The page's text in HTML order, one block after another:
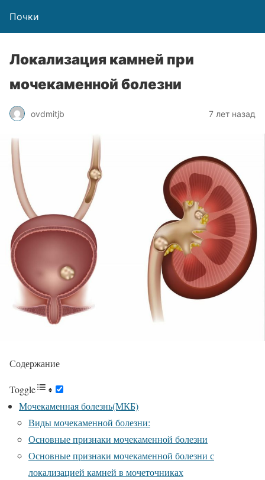
Почки
Локализация камней при
мочекаменной болезни
ovdmitjb 7 лет назад
Содержание
Toggle
Мочекаменная болезнь(МКБ)
Виды мочекаменной болезни:
Основные признаки мочекаменной болезни
Основные признаки мочекаменной болезни с
локализацией камней в мочеточниках